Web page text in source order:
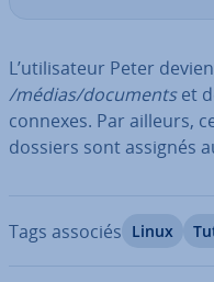
L’uti­li­sa­teur Peter
/médias/documentset
connexes. Par ailleurs,
dossiers sont assignés
Tags associés Linux